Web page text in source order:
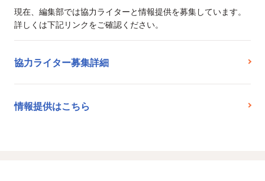
現在、編集部では協力ライターと情報提供を募集しています。
詳しくは下記リンクをご確認ください。
協力ライター募集詳細
情報提供はこちら